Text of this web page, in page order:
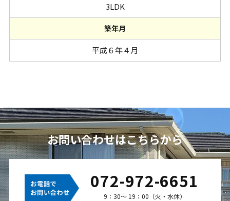
3LDK
築年月
平成６年４月
お問い合わせはこちらから
072-972-6651
9：30～ 19：00（火・水休）